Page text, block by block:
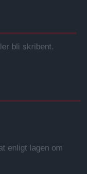
bli skribent.
enligt lagen om